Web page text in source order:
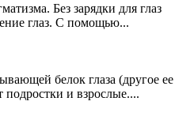
Без зарядки для глаз
глаз. С помощью...
белок глаза (другое ее
подростки и взрослые....